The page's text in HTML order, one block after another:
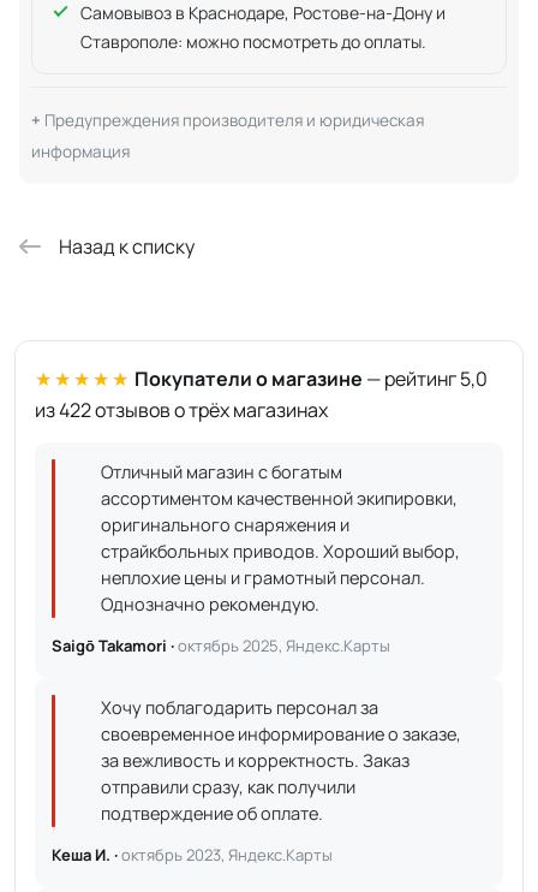
Самовывоз в Краснодаре, Ростове-на-Дону и
Ставрополе: можно посмотреть до оплаты.
Предупреждения производителя и юридическая
информация
Назад к списку
★★★★★ Покупатели о магазине — рейтинг 5,0
из 422 отзывов о трёх магазинах
Отличный магазин с богатым
ассортиментом качественной экипировки,
оригинального снаряжения и
страйкбольных приводов. Хороший выбор,
неплохие цены и грамотный персонал.
Однозначно рекомендую.
Saigō Takamori ·октябрь 2025, Яндекс.Карты
Хочу поблагодарить персонал за
своевременное информирование о заказе,
за вежливость и корректность. Заказ
отправили сразу, как получили
подтверждение об оплате.
Кеша И. ·октябрь 2023, Яндекс.Карты